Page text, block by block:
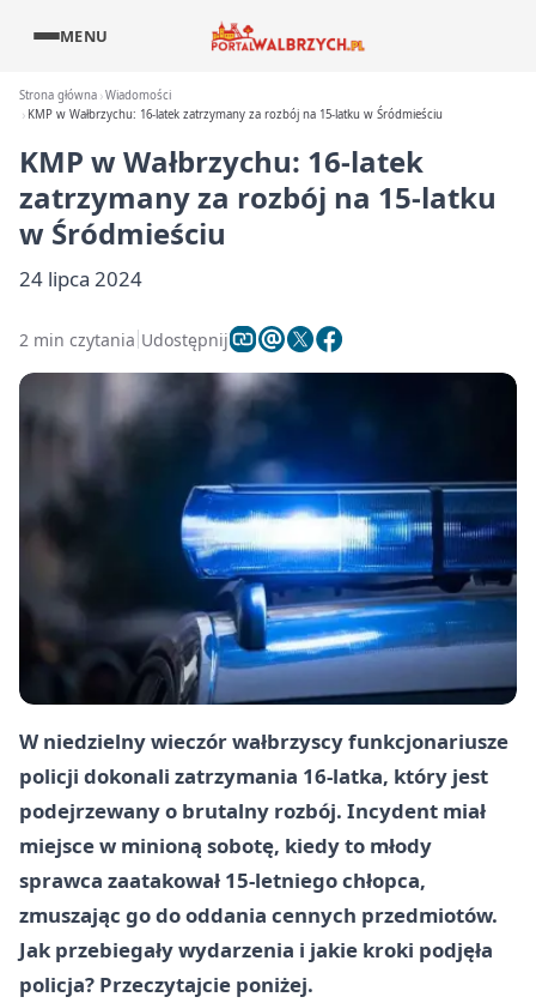
MENU
Strona główna Wiadomości
KMP w Wałbrzychu: 16-latek zatrzymany za rozbój na 15-latku w Śródmieściu
KMP w Wałbrzychu: 16-latek
zatrzymany za rozbój na 15-latku
w Śródmieściu
24 lipca 2024
2 min czytania Udostępnij
W niedzielny wieczór wałbrzyscy funkcjonariusze
policji dokonali zatrzymania 16-latka, który jest
podejrzewany o brutalny rozbój. Incydent miał
miejsce w minioną sobotę, kiedy to młody
sprawca zaatakował 15-letniego chłopca,
zmuszając go do oddania cennych przedmiotów.
Jak przebiegały wydarzenia i jakie kroki podjęła
policja? Przeczytajcie poniżej.